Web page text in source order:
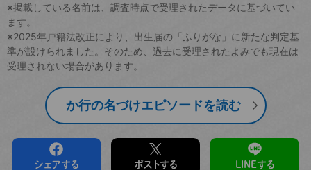
※掲載している名前は、調査時点で受理されたデータに基づいてい
ます。
※2025年戸籍法改正により、出生届の「ふりがな」に新たな判定基
準が設けられました。そのため、過去に受理されたよみでも現在は
受理されない場合があります。
か行の名づけエピソードを読む
シェアする ポストする LINEする